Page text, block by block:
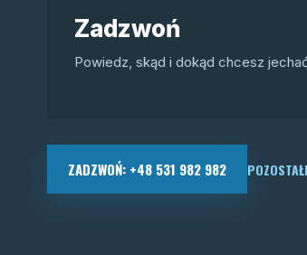
Zadzwoń
Powiedz, skąd i dokąd chcesz
ZADZWOŃ: +48 531 982 982